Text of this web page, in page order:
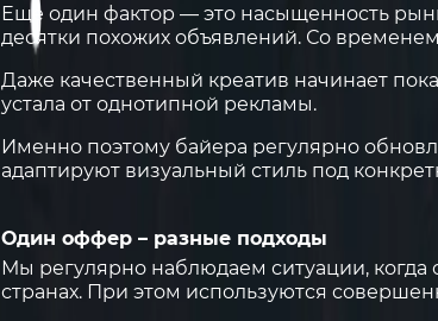
Еще один фактор — это насыщенность
десятки похожих объявлений. Со
Даже качественный креатив начинает
устала от однотипной рекламы.
Именно поэтому байера регулярно
адаптируют визуальный стиль под
Один оффер – разные подходы
Мы регулярно наблюдаем ситуации, когда
странах. При этом используются